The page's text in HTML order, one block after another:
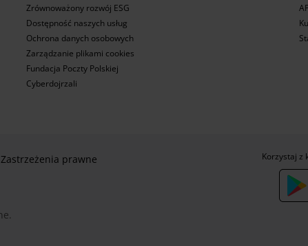
Zrównoważony rozwój ESG
Dostępność naszych usług
Ochrona danych osobowych
Zarządzanie plikami cookies
Fundacja Poczty Polskiej
Cyberdojrzali
Zastrzeżenia prawne Korzystaj z